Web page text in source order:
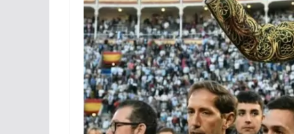
photos
19/06/2026 Tertulias